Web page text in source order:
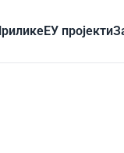
ЕУ пројекти